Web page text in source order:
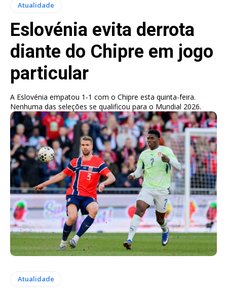
Atualidade
Eslovénia evita derrota
diante do Chipre em jogo
particular
A Eslovénia empatou 1-1 com o Chipre esta quinta-feira.
Nenhuma das seleções se qualificou para o Mundial 2026.
Atualidade